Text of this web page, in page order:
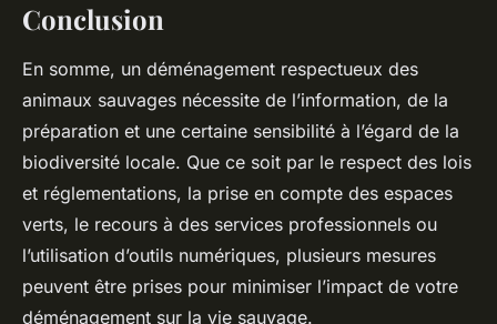
Conclusion
En somme, un déménagement respectueux des
animaux sauvages nécessite de l’information, de la
préparation et une certaine sensibilité à l’égard de la
biodiversité locale. Que ce soit par le respect des lois
et réglementations, la prise en compte des espaces
verts, le recours à des services professionnels ou
l’utilisation d’outils numériques, plusieurs mesures
peuvent être prises pour minimiser l’impact de votre
déménagement sur la vie sauvage.